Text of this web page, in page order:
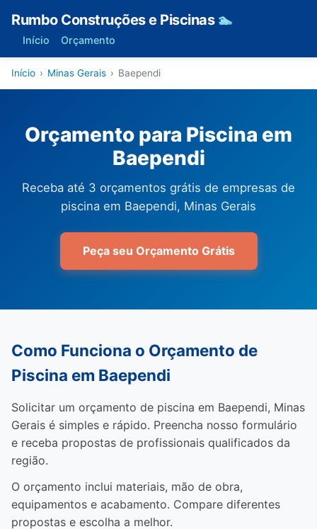
Rumbo Construções e Piscinas 🏊
Início Orçamento
Início › Minas Gerais › Baependi
Orçamento para Piscina em
Baependi
Receba até 3 orçamentos grátis de empresas de
piscina em Baependi, Minas Gerais
Peça seu Orçamento Grátis
Como Funciona o Orçamento de
Piscina em Baependi
Solicitar um orçamento de piscina em Baependi, Minas
Gerais é simples e rápido. Preencha nosso formulário
e receba propostas de profissionais qualificados da
região.
O orçamento inclui materiais, mão de obra,
equipamentos e acabamento. Compare diferentes
propostas e escolha a melhor.